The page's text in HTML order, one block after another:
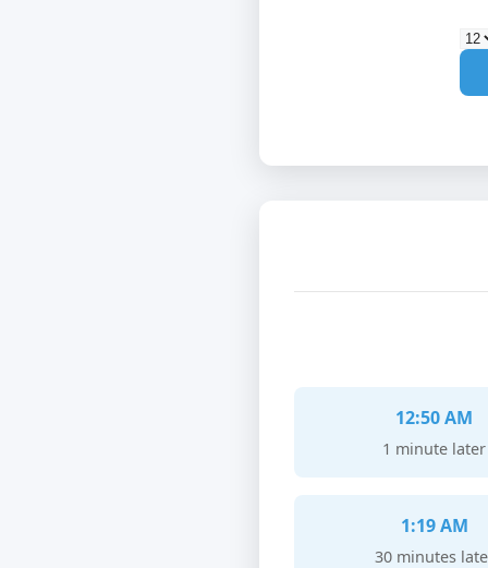
12:50 AM
1 minute later
1:19 AM
30 minutes